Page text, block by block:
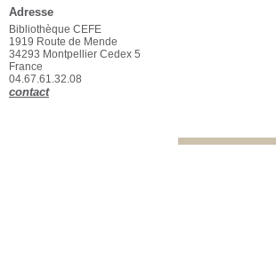
Adresse
Bibliothèque CEFE
1919 Route de Mende
34293 Montpellier Cedex 5
France
04.67.61.32.08
contact